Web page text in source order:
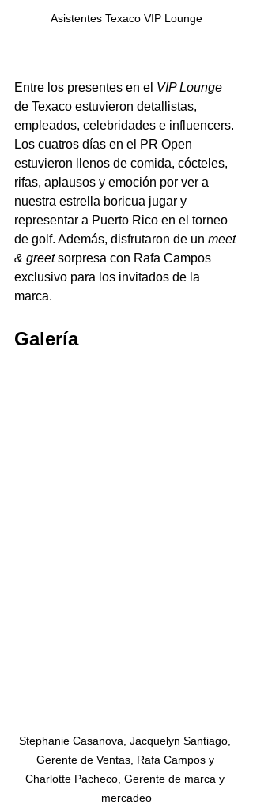
Asistentes Texaco VIP Lounge
Entre los presentes en el VIP Lounge
de Texaco estuvieron detallistas,
empleados, celebridades e influencers.
Los cuatros días en el PR Open
estuvieron llenos de comida, cócteles,
rifas, aplausos y emoción por ver a
nuestra estrella boricua jugar y
representar a Puerto Rico en el torneo
de golf. Además, disfrutaron de un meet
& greet sorpresa con Rafa Campos
exclusivo para los invitados de la
marca.
Galería
Stephanie Casanova, Jacquelyn Santiago,
Gerente de Ventas, Rafa Campos y
Charlotte Pacheco, Gerente de marca y
mercadeo